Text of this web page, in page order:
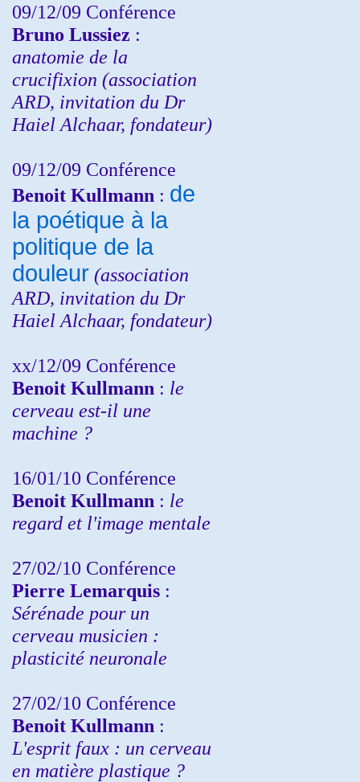
09/12/09 Conférence
Bruno Lussiez :
anatomie de la
crucifixion (association
ARD, invitation du Dr
Haiel Alchaar, fondateur)
09/12/09 Conférence
Benoit Kullmann : de
la poétique à la
politique de la
douleur (association
ARD, invitation du Dr
Haiel Alchaar, fondateur)
xx/12/09 Conférence
Benoit Kullmann : le
cerveau est-il une
machine ?
16/01/10 Conférence
Benoit Kullmann : le
regard et l'image mentale
27/02/10 Conférence
Pierre Lemarquis :
Sérénade pour un
cerveau musicien :
plasticité neuronale
27/02/10 Conférence
Benoit Kullmann :
L'esprit faux : un cerveau
en matière plastique ?